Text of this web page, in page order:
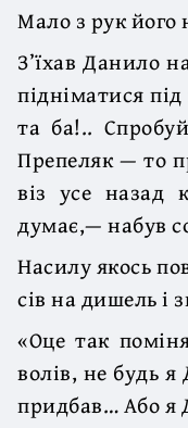
Мало з рук його
З’їхав Данило
підніматися
та ба!..
Препеляк — то
віз усе назад
думає,— набув
Насилу якось
сів на дишель і
«Оце так
волів, не будь
придбав… Або я